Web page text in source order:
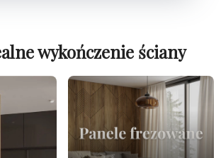
wykończenie ściany